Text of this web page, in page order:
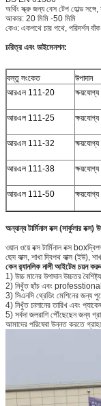
অর্থিং স্ক্রু জন্য বেস টেপ হোল্ড
আকার: 20 মিমি -50 মিমি
কেও: একপথে চার পথে, পরিদর্শন
চরিত্র এবং ডাইমেনশন:
বস্তু সংকেত উপাদান
আরএল 111-20
আরএল 111-25
আরএল 111-32
আরএল 111-38
আরএল 111-50
অন্যান্য টার্মিনাল বক্স (সার্কুলার
ওয়ান ওয়ে বক্স টার্মিনাল বক্স
ছেদ বাক্স, শাখা দ্বিপথ বাক্স (ইউ),
কেন র‌্যানলিক নালী আইটেম চয়ন
1) উচ্চ মানের উপাদান উচ্চতর
2) নিখুঁত ছাঁচ এবং professtional
3) সিএনসি থ্রেডিং মেশিনের জন্য
4) নিখুঁত চালানের তারিখ এবং
5) সর্বদা জলরাশি পৌঁছেছেন জন্য
আমাদের পরিষেবা উন্নত করতে